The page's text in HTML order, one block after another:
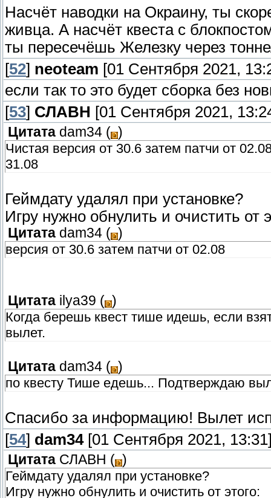
Насчёт наводки на Окраину, ты
живца. А насчёт квеста с
ты пересечёшь Железку через
[52] neoteam [01 Сентября 2021,
если так то это будет сборка без
[53] СЛАВН [01 Сентября 2021,
Цитата dam34 ( )
Чистая версия от 30.6 затем патчи от
31.08
Геймдату удалял при установке?
Игру нужно обнулить и очистить от
Цитата dam34 ( )
версия от 30.6 затем патчи от 02.08
Цитата ilya39 ( )
Когда берешь квест тише идешь, если
вылет.
Цитата dam34 ( )
по квесту Тише едешь... Подтверждаю
Спасибо за информацию! Вылет
[54] dam34[01 Сентября 2021,
Цитата СЛАВН ( )
Геймдату удалял при установке?
Игру нужно обнулить и очистить от этого: